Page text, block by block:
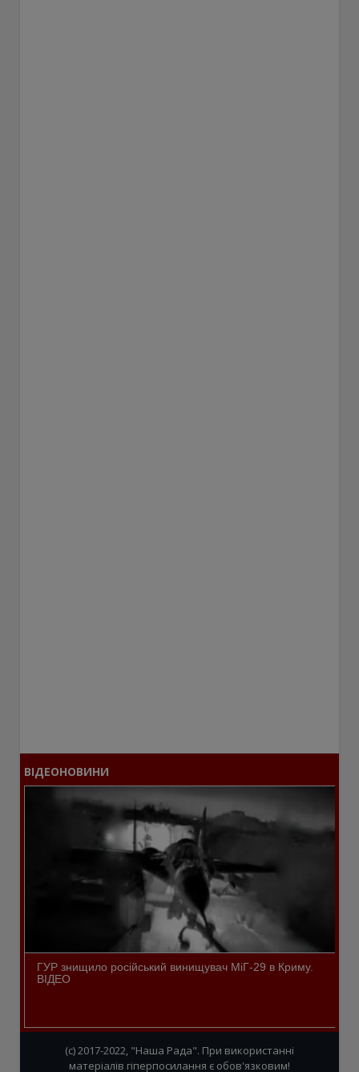
ВІДЕОНОВИНИ
ГУР знищило російський винищувач МіГ-29 в Криму.
ВІДЕО
(c) 2017-2022, "Наша Рада". При використанні
матеріалів гіперпосилання є обов'язковим!